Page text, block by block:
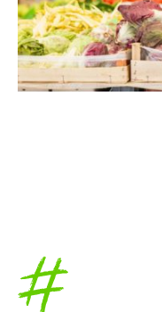
Accueil